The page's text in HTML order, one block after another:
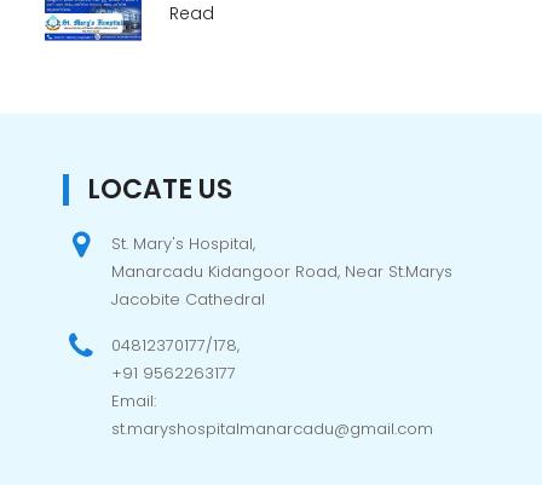
Read
LOCATE US
St. Mary's Hospital,
Manarcadu Kidangoor Road, Near St.Marys
Jacobite Cathedral
04812370177/178,
+91 9562263177
Email:
st.maryshospitalmanarcadu@gmail.com